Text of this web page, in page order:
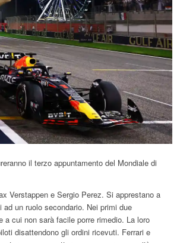
il terzo appuntamento del Mondiale di
Verstappen e Sergio Perez. Si apprestano a
un ruolo secondario. Nei primi due
a cui non sarà facile porre rimedio. La loro
disattendono gli ordini ricevuti. Ferrari e